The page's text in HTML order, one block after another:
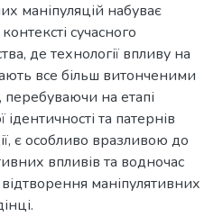
маніпуляцій набуває
сучасного
де технології впливу на
все більш витонченими
на етапі
та патернів
є особливо вразливою до
впливів та водночас
маніпулятивних